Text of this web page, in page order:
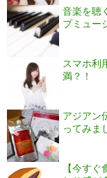
音楽を聴
プミュー
スマホ利
満？！
アジアン
ってみま
【今す